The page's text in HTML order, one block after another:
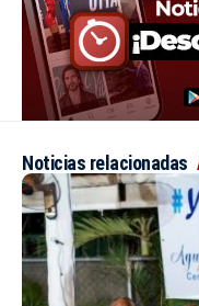
Noticias relacionadas